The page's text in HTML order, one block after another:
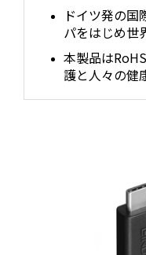
ドイツ発の国
パをはじめ世
本製品は
護と人々の健